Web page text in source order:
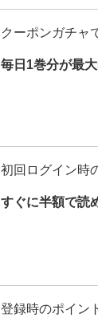
クーポンガチャ
毎日1巻分が最
初回ログイン時
すぐに半額で読
登録時のポイン